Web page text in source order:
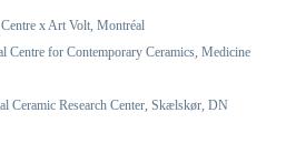
x Art Volt, Montréal
for Contemporary Ceramics, Medicine
Ceramic Research Center, Skælskør, DN